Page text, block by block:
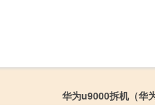
华为u9000拆机（华